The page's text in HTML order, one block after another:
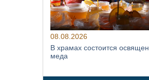
08.08.2026
В храмах состоится
меда